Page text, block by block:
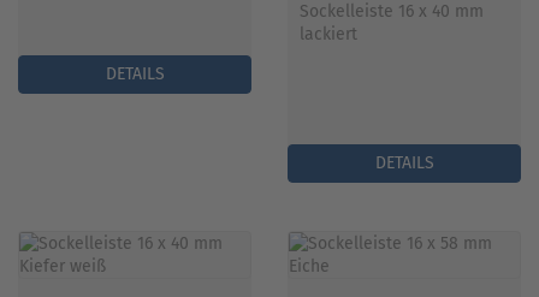
DETAILS
Sockelleiste 16 x 40 mm
lackiert
DETAILS